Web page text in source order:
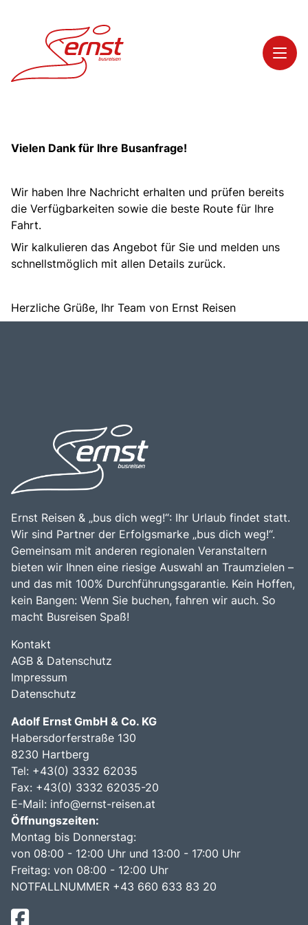
Highlights
Kontakt
Start
Bus mieten
Vielen Dank für Ihre Busanfrage!
Wir haben Ihre Nachricht erhalten und prüfen bereits
die Verfügbarkeiten sowie die beste Route für Ihre
Fahrt.
Wir kalkulieren das Angebot für Sie und melden uns
schnellstmöglich mit allen Details zurück.
Herzliche Grüße, Ihr Team von Ernst Reisen
Ernst Reisen & „bus dich weg!“: Ihr Urlaub findet statt.
Wir sind Partner der Erfolgsmarke „bus dich weg!“.
Gemeinsam mit anderen regionalen Veranstaltern
bieten wir Ihnen eine riesige Auswahl an Traumzielen –
und das mit 100% Durchführungsgarantie. Kein Hoffen,
kein Bangen: Wenn Sie buchen, fahren wir auch. So
macht Busreisen Spaß!
Kontakt
AGB & Datenschutz
Impressum
Datenschutz
Adolf Ernst GmbH & Co. KG
Habersdorferstraße 130
8230 Hartberg
Tel: +43(0) 3332 62035
Fax: +43(0) 3332 62035-20
E-Mail: info@ernst-reisen.at
Öffnungszeiten:
Montag bis Donnerstag:
von 08:00 - 12:00 Uhr und 13:00 - 17:00 Uhr
Freitag: von 08:00 - 12:00 Uhr
NOTFALLNUMMER +43 660 633 83 20